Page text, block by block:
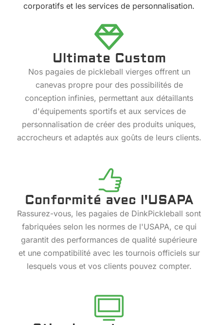
corporatifs et les services de personnalisation.
Ultimate Custom
Nos pagaies de pickleball vierges offrent un
canevas propre pour des possibilités de
conception infinies, permettant aux détaillants
d'équipements sportifs et aux services de
personnalisation de créer des produits uniques,
accrocheurs et adaptés aux goûts de leurs clients.
Conformité avec l'USAPA
Rassurez-vous, les pagaies de DinkPickleball sont
fabriquées selon les normes de l'USAPA, ce qui
garantit des performances de qualité supérieure
et une compatibilité avec les tournois officiels sur
lesquels vous et vos clients pouvez compter.